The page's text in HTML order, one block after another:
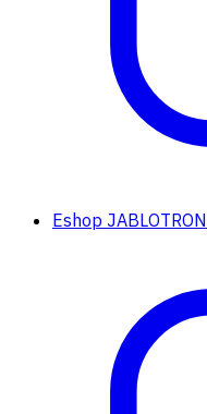
Eshop JABLOTRON